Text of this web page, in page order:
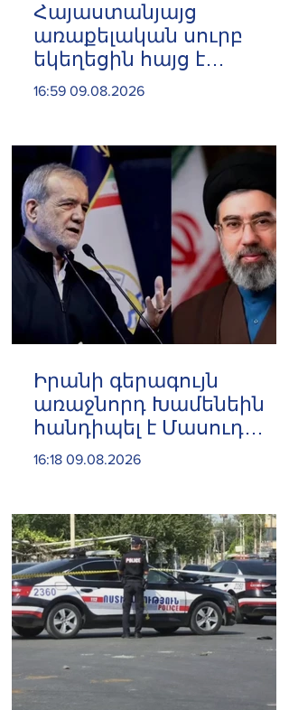
Հայաստանյայց
առաքելական սուրբ
եկեղեցին հայց է
ներկայացրել՝ ընդդեմ
16:59 09.08.2026
Իրանի գերագույն
առաջնորդ Խամենեին
հանդիպել է Մասուդ
Փեզեշքիանի հետ
16:18 09.08.2026